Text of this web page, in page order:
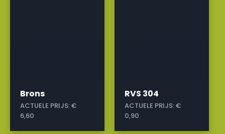
Brons
ACTUELE PRIJS:€
6,60
RVS 304
ACTUELE PRIJS:€
0,90